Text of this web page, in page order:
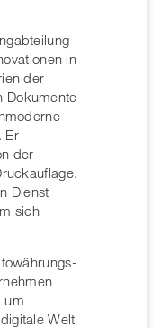
in
der
Dokumente
Er
der
Dienst
sich
um
Welt